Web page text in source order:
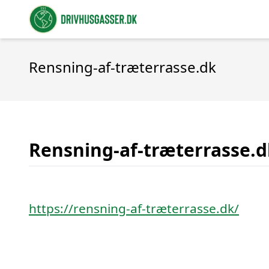
Rensning-af-træterrasse.dk
Rensning-af-
https://rensning-af-træterrasse.dk/